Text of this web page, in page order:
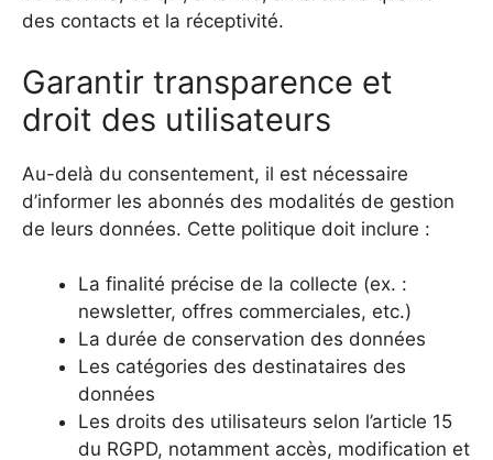
des contacts et la réceptivité.
Garantir transparence et
droit des utilisateurs
Au-delà du consentement, il est nécessaire
d’informer les abonnés des modalités de gestion
de leurs données. Cette politique doit inclure :
La finalité précise de la collecte (ex. :
newsletter, offres commerciales, etc.)
La durée de conservation des données
Les catégories des destinataires des
données
Les droits des utilisateurs selon l’article 15
du RGPD, notamment accès, modification et